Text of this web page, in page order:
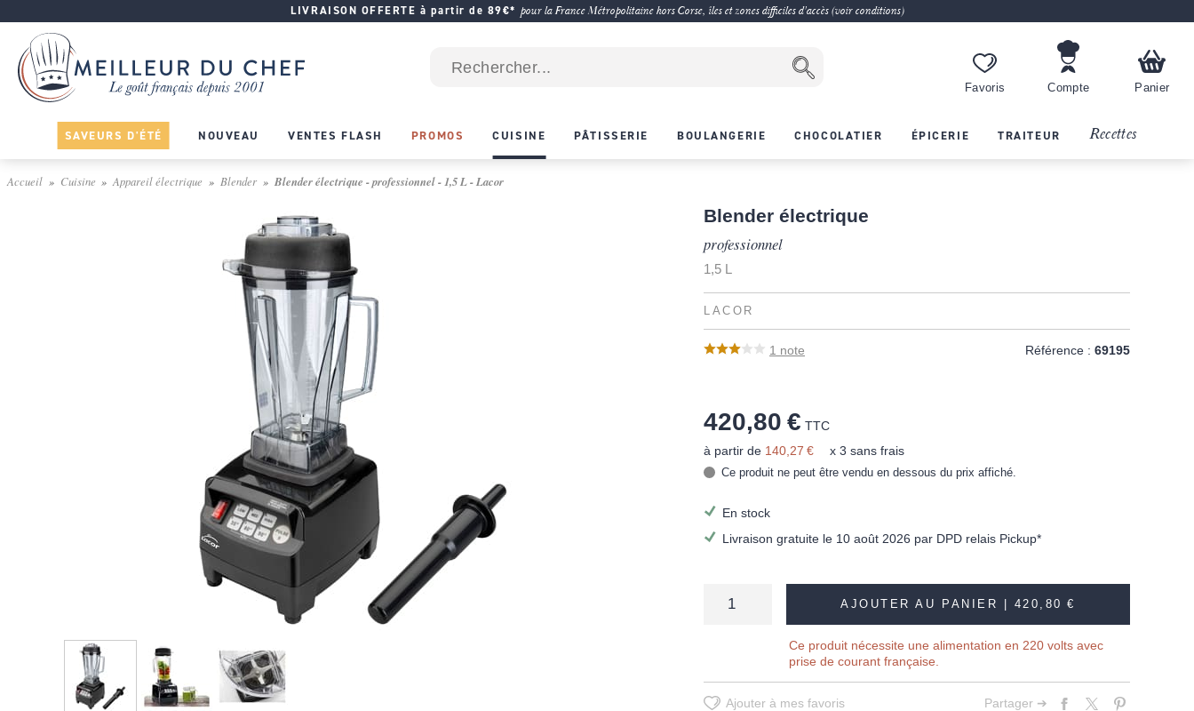
LIVRAISON OFFERTE à partir de 89€* pour la France Métropolitaine hors Corse, îles et zones difficiles d'accès (voir conditions)
Favoris Compte Panier
SAVEURS D'ÉTÉ NOUVEAU VENTES FLASH PROMOS CUISINE PÂTISSERIE BOULANGERIE CHOCOLATIER ÉPICERIE TRAITEUR Recettes
Accueil Cuisine Appareil électrique Blender Blender électrique - professionnel - 1,5 L - Lacor
Blender électrique
professionnel
1,5 L
LACOR
1 note Référence : 69195
420,80 € TTC
à partir de 140,27 € x 3 sans frais
Ce produit ne peut être vendu en dessous du prix affiché.
En stock
Livraison gratuite le 10 août 2026 par DPD relais Pickup*
AJOUTER AU PANIER | 420,80 €
Ce produit nécessite une alimentation en 220 volts avec
prise de courant française.
Ajouter à mes favoris Partager ➔